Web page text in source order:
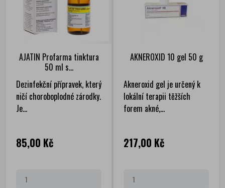
AJATIN Profarma tinktura
50 ml s...
Dezinfekční přípravek, který
ničí choroboplodné zárodky.
Je...
Cena
85,00 Kč
AKNEROXID 10 gel 50 g
Akneroxid gel je určený k
lokální terapii těžších
forem akné,...
Cena
217,00 Kč